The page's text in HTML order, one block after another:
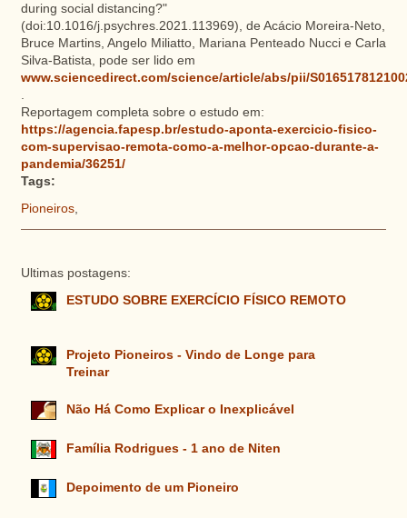
during social distancing?"
(doi:10.1016/j.psychres.2021.113969), de Acácio Moreira-Neto,
Bruce Martins, Angelo Miliatto, Mariana Penteado Nucci e Carla
Silva-Batista, pode ser lido em
www.sciencedirect.com/science/article/abs/pii/
Reportagem completa sobre o estudo em:
https://agencia.fapesp.br/estudo-aponta-exercicio-fisico-
com-supervisao-remota-como-a-melhor-opcao-durante-a-
pandemia/36251/
Tags:
Pioneiros,
Ultimas postagens:
ESTUDO SOBRE EXERCÍCIO FÍSICO REMOTO
Projeto Pioneiros - Vindo de Longe para
Treinar
Não Há Como Explicar o Inexplicável
Família Rodrigues - 1 ano de Niten
Depoimento de um Pioneiro